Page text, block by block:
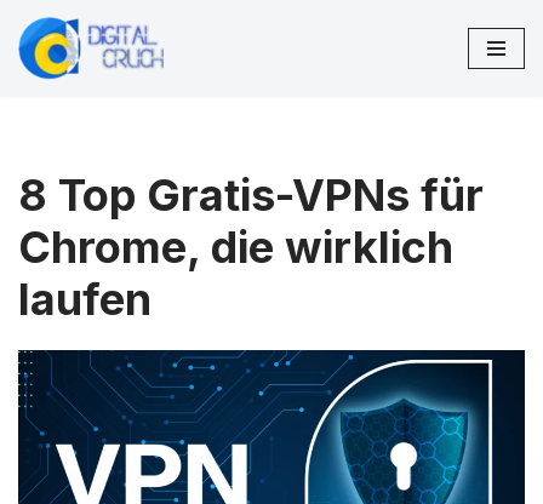
Zum
8 Top Gratis-VPNs für
Chrome, die wirklich
laufen